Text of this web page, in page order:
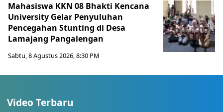
Mahasiswa KKN 08 Bhakti Kencana
University Gelar Penyuluhan
Pencegahan Stunting di Desa
Lamajang Pangalengan
Sabtu, 8 Agustus 2026, 8:30 PM
Video Terbaru